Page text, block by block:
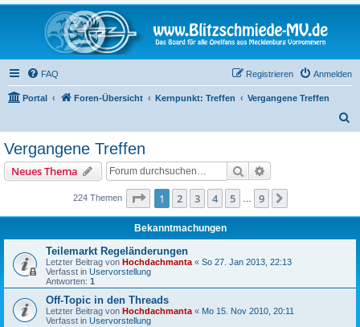
FAQ Anmelden
Registrieren
Portal Foren-Übersicht Kernpunkt: Treffen
Vergangene Treffen
Vergangene Treffen
Neues Thema Suche
224 Themen Seite 1von
1 2 3 4 5 9
Bekanntmachungen
Teilemarkt Regeländerungen
Letzter Beitrag von Hochdachmanta « So 27. Jan 2013, 22:13
Verfasst in Uservorstellung
Antworten: 1
Off-Topic in den Threads
Letzter Beitrag von Hochdachmanta « Mo 15. Nov 2010, 20:11
Verfasst in Uservorstellung